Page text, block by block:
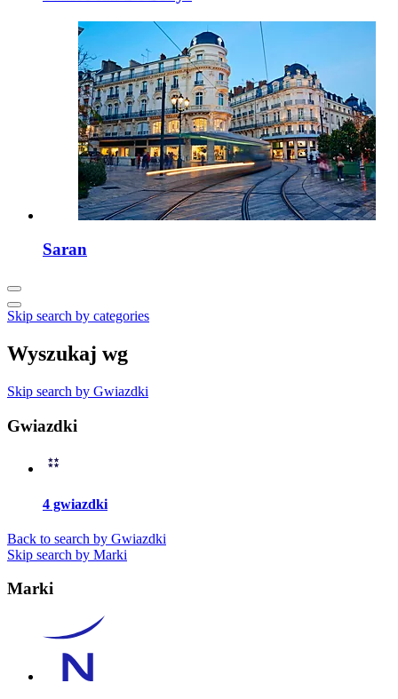
Saran
Skip search by categories
Wyszukaj wg
Skip search by Gwiazdki
Gwiazdki
4 gwiazdki
Back to search by Gwiazdki
Skip search by Marki
Marki